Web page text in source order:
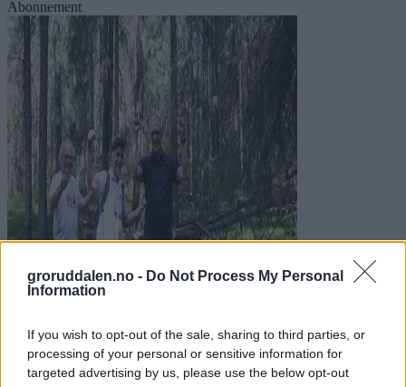
groruddalen.no - Do Not Process My Personal
Information
If you wish to opt-out of the sale, sharing to third parties, or
processing of your personal or sensitive information for
targeted advertising by us, please use the below opt-out
Abonnement
Kjempet for naturreservatet i 37 år:
Nå er Røverkollen fri for hogst-trusler
Abonnement